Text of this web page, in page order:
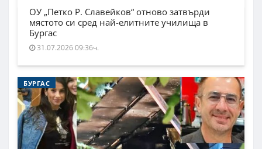
ОУ „Петко Р. Славейков“ отново затвърди
мястото си сред най-елитните училища в
Бургас
31.07.2026 09:36ч.
БУРГАС